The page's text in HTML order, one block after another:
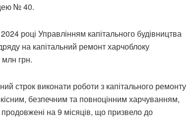
№ 40.
році Управлінням капітального будівництва
на капітальний ремонт харчоблоку
грн.
строк виконати роботи з капітального ремонту
безпечним та повноцінним харчуванням,
продовжені на 9 місяців, що призвело до